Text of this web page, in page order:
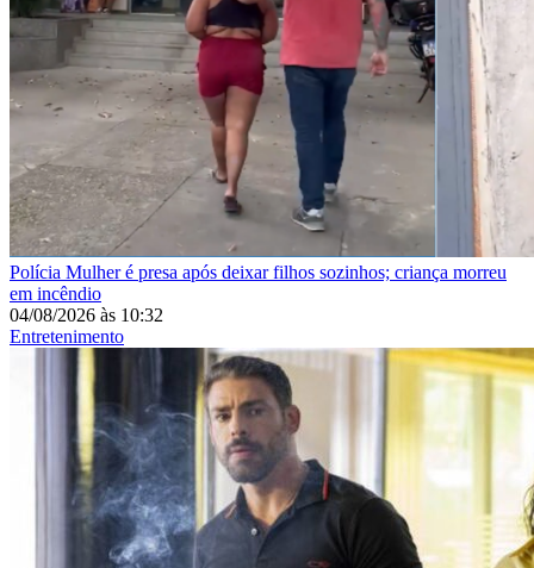
Polícia Mulher é presa após deixar filhos sozinhos; criança morreu
em incêndio
04/08/2026 às 10:32
Entretenimento